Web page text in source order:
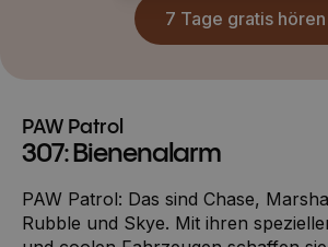
7 Tage gratis hören
PAW Patrol
307: Bienenalarm
PAW Patrol: Das sind Chase,
Rubble und Skye. Mit ihren